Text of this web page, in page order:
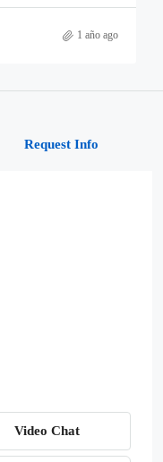
1 año ago
Request Info
Video Chat